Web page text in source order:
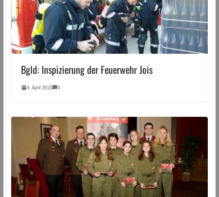
Bgld: Inspizierung der Feuerwehr Jois
4. April 2018 0